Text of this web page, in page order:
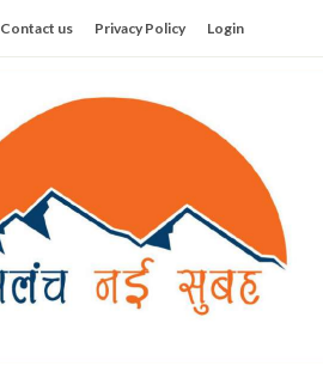
Contact us Privacy Policy Login